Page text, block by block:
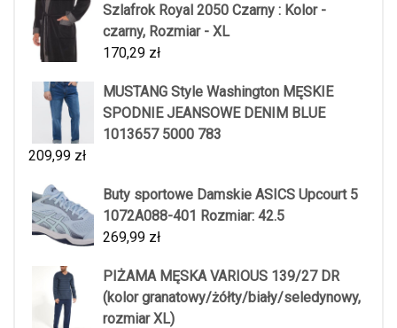
Szlafrok Royal 2050 Czarny : Kolor -
czarny, Rozmiar - XL
170,29 zł
MUSTANG Style Washington MĘSKIE
SPODNIE JEANSOWE DENIM BLUE
1013657 5000 783
209,99 zł
Buty sportowe Damskie ASICS Upcourt 5
1072A088-401 Rozmiar: 42.5
269,99 zł
PIŻAMA MĘSKA VARIOUS 139/27 DR
(kolor granatowy/żółty/biały/seledynowy,
rozmiar XL)